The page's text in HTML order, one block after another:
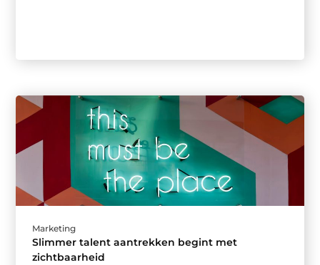
Marketing
Slimmer talent aantrekken begint met
zichtbaarheid